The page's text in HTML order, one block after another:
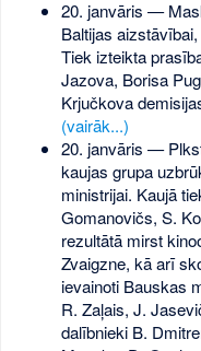
20. janvāris —
Baltijas
Tiek izteikta
Jazova, Borisa
Krjučkova
(vairāk...)
20. janvāris —
kaujas grupa
ministrijai. Kaujā
Gomanovičs, S.
rezultātā mirst
Zvaigzne, kā arī
ievainoti Bauskas
R. Zaļais, J.
dalībnieki B.